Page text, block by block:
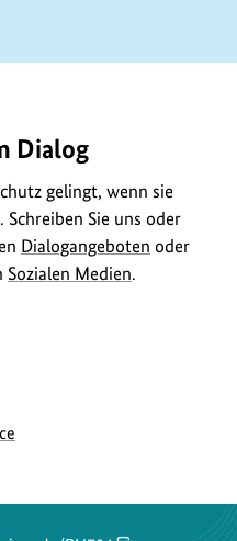
Dialog
gelingt, wenn sie
Sie uns oder
Dialogangeboten oder
Sozialen Medien.